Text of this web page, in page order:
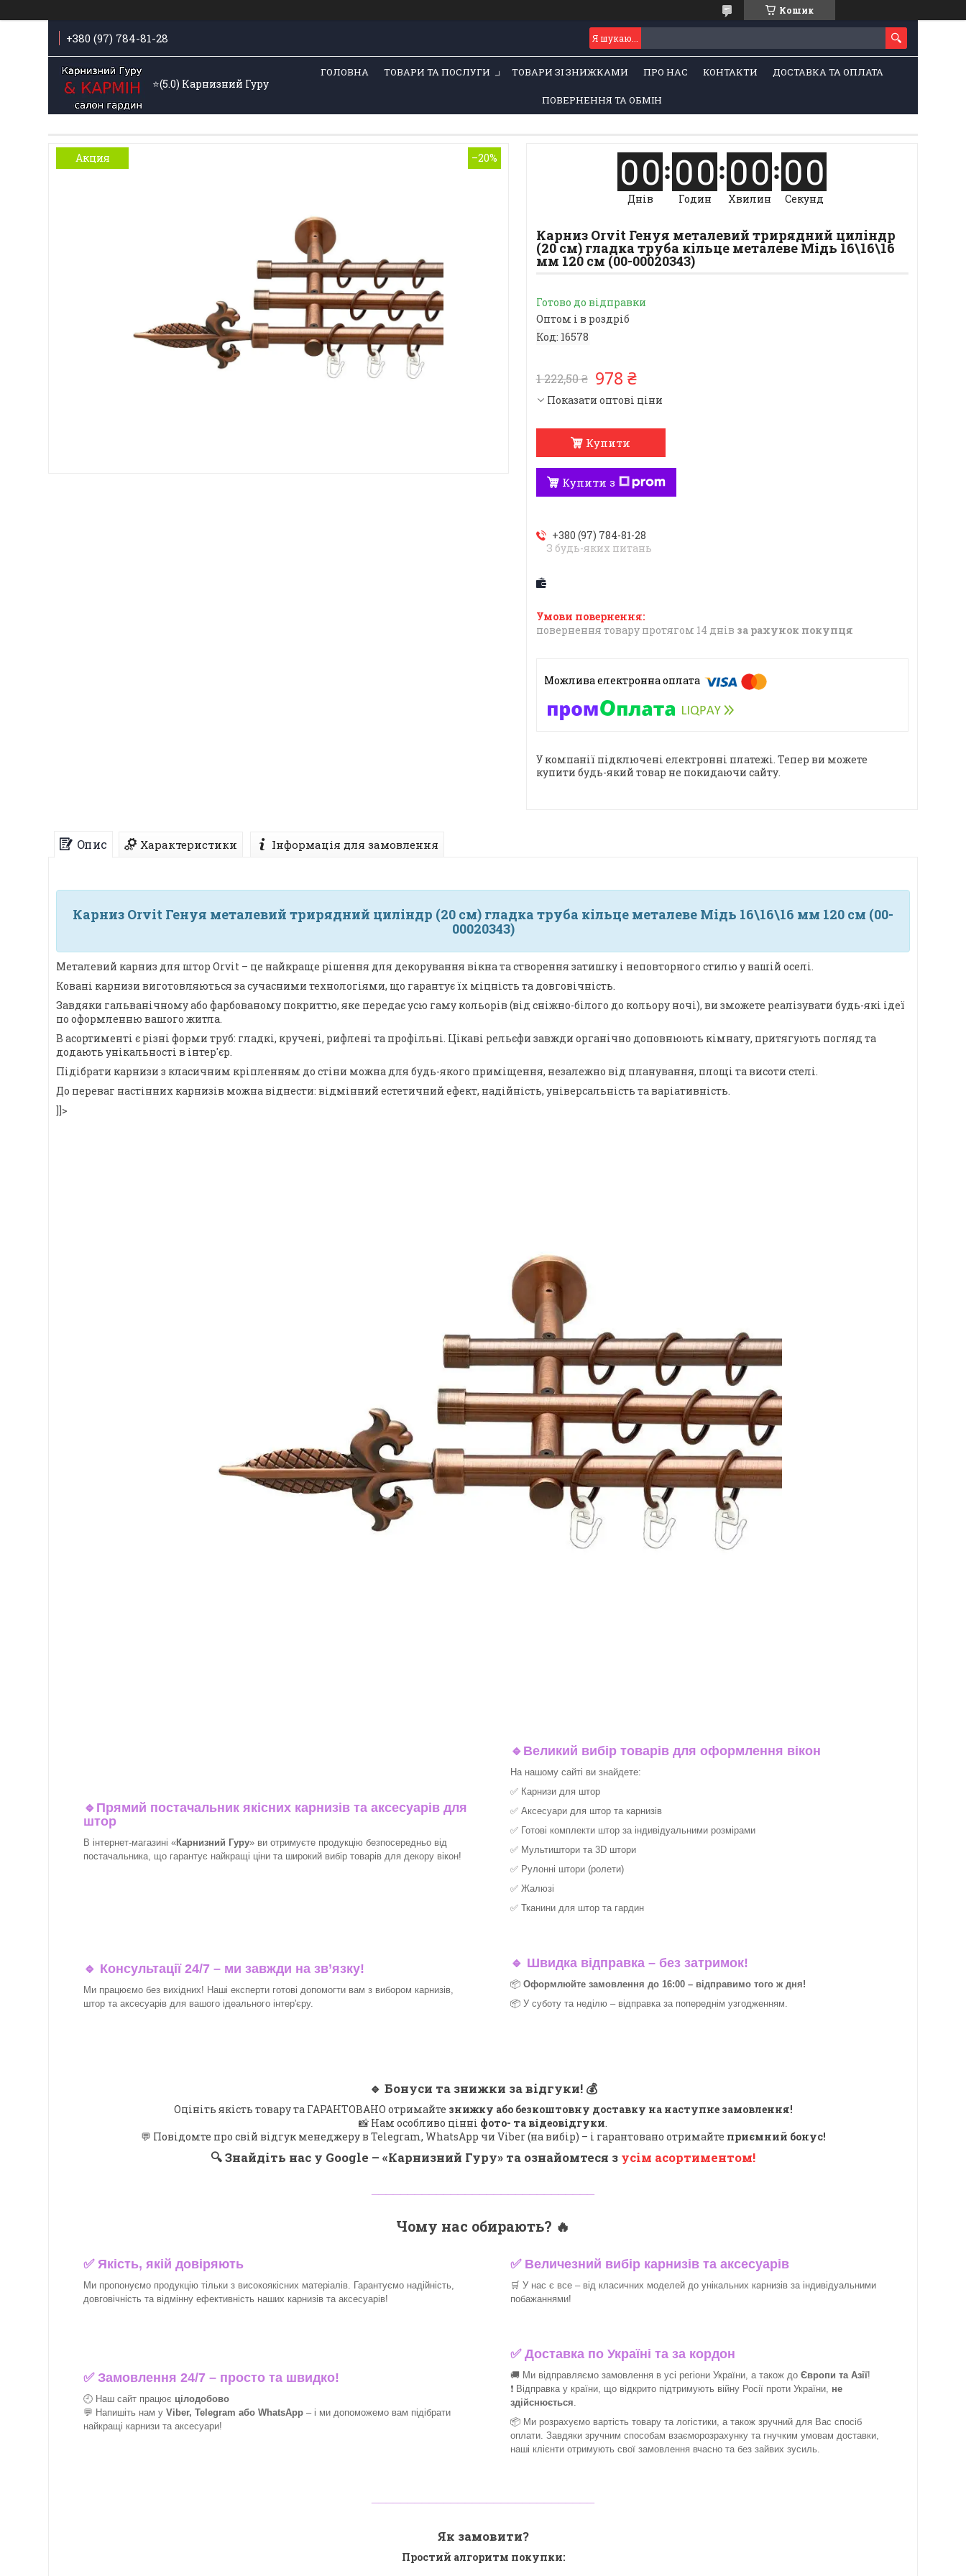
Кошик
+380 (97) 784-81-28
⭐️(5.0) Карнизний Гуру
ГОЛОВНА ТОВАРИ ТА ПОСЛУГИ ТОВАРИ ЗІ ЗНИЖКАМИ ПРО НАС КОНТАКТИ ДОСТАВКА ТА ОПЛАТА
ПОВЕРНЕННЯ ТА ОБМІН
Акция –20% 00
Днів
00
Годин
00
Хвилин
00
Секунд
Карниз Orvit Генуя металевий трирядний циліндр
(20 см) гладка труба кільце металеве Мідь 16\16\16
мм 120 см (00-00020343)
Готово до відправки
Оптом і в роздріб
Код: 16578
1 222,50 ₴ 978 ₴
Показати оптові ціни
Купити
Купити з
+380 (97) 784-81-28
З будь-яких питань
повернення товару протягом 14 днів за рахунок покупця
У компанії підключені електронні платежі. Тепер ви можете
купити будь-який товар не покидаючи сайту.
Опис Характеристики Інформація для замовлення
Карниз Orvit Генуя металевий трирядний циліндр (20 см) гладка труба кільце металеве Мідь 16\16\16 мм 120 см (00-
00020343)
Металевий карниз для штор Orvit – це найкраще рішення для декорування вікна та створення затишку і неповторного стилю у вашій оселі.
Ковані карнизи виготовляються за сучасними технологіями, що гарантує їх міцність та довговічність.
Завдяки гальванічному або фарбованому покриттю, яке передає усю гаму кольорів (від сніжно-білого до кольору ночі), ви зможете реалізувати будь-які ідеї
по оформленню вашого житла.
В асортименті є різні форми труб: гладкі, кручені, рифлені та профільні. Цікаві рельєфи завжди органічно доповнюють кімнату, притягують погляд та
додають унікальності в інтер'єр.
Підібрати карнизи з класичним кріпленням до стіни можна для будь-якого приміщення, незалежно від планування, площі та висоти стелі.
До переваг настінних карнизів можна віднести: відмінний естетичний ефект, надійність, універсальність та варіативність.
]]>
🔹 Прямий постачальник якісних карнизів та аксесуарів для
штор
В інтернет-магазині «Карнизний Гуру» ви отримуєте продукцію безпосередньо від
постачальника, що гарантує найкращі ціни та широкий вибір товарів для декору вікон!
🔹 Великий вибір товарів для оформлення вікон
На нашому сайті ви знайдете:
✅ Карнизи для штор
✅ Аксесуари для штор та карнизів
✅ Готові комплекти штор за індивідуальними розмірами
✅ Мультиштори та 3D штори
✅ Рулонні штори (ролети)
✅ Жалюзі
✅ Тканини для штор та гардин
🔹 Консультації 24/7 – ми завжди на зв’язку!
Ми працюємо без вихідних! Наші експерти готові допомогти вам з вибором карнизів,
штор та аксесуарів для вашого ідеального інтер'єру.
🔹 Швидка відправка – без затримок!
📦 Оформлюйте замовлення до 16:00 – відправимо того ж дня!
📦 У суботу та неділю – відправка за попереднім узгодженням.
🔹 Бонуси та знижки за відгуки! 💰
Оцініть якість товару та ГАРАНТОВАНО отримайте знижку або безкоштовну доставку на наступне замовлення!
📸 Нам особливо цінні фото- та відеовідгуки.
💬 Повідомте про свій відгук менеджеру в Telegram, WhatsApp чи Viber (на вибір) – і гарантовано отримайте приємний бонус!
🔍Знайдіть нас у Google – «Карнизний Гуру» та ознайомтеся з усім асортиментом!
Чому нас обирають? 🔥
✅Якість, якій довіряють
Ми пропонуємо продукцію тільки з високоякісних матеріалів. Гарантуємо надійність,
довговічність та відмінну ефективність наших карнизів та аксесуарів!
✅ Величезний вибір карнизів та аксесуарів
🛒 У нас є все – від класичних моделей до унікальних карнизів за індивідуальними
побажаннями!
✅Замовлення 24/7 – просто та швидко!
🕘 Наш сайт працює цілодобово
💬 Напишіть нам у Viber, Telegram або WhatsApp – і ми допоможемо вам підібрати
найкращі карнизи та аксесуари!
✅Доставка по Україні та за кордон
🚚 Ми відправляємо замовлення в усі регіони України, а також до Європи та Азії!
❗ Відправка у країни, що відкрито підтримують війну Росії проти України, не
здійснюється.
📦 Ми розрахуємо вартість товару та логістики, а також зручний для Вас спосіб
оплати. Завдяки зручним способам взаєморозрахунку та гнучким умовам доставки,
наші клієнти отримують свої замовлення вчасно та без зайвих зусиль.
Як замовити?
Простий алгоритм покупки: